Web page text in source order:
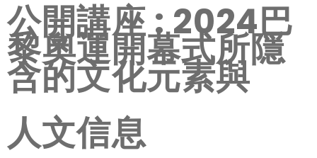
公開講座 : 2024巴
黎奧運開幕式所隱
含的文化元素與
人文信息